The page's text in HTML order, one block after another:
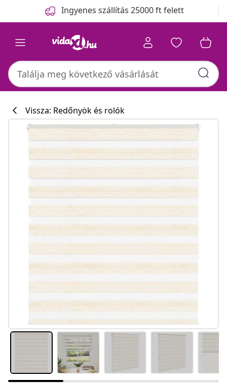
Ingyenes szállítás 25000 ft felett
Vissza: Redőnyök és rolók